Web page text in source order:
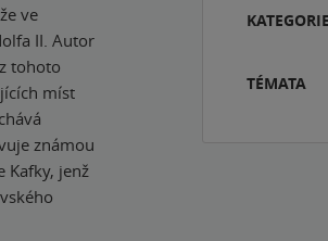
ve
II. Autor
tohoto
míst
známou
Kafky, jenž
KATEGORIE
TÉMATA